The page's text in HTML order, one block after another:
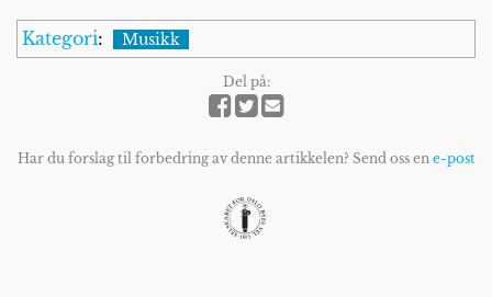
Kategori: Musikk
Del på:
Har du forslag til forbedring av denne artikkelen? Send oss en e-post